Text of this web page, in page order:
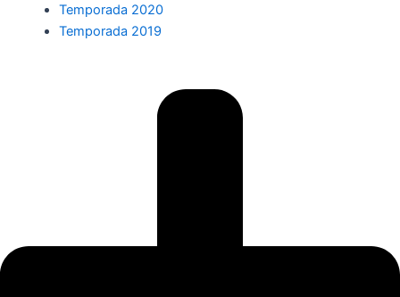
Temporada 2020
Temporada 2019